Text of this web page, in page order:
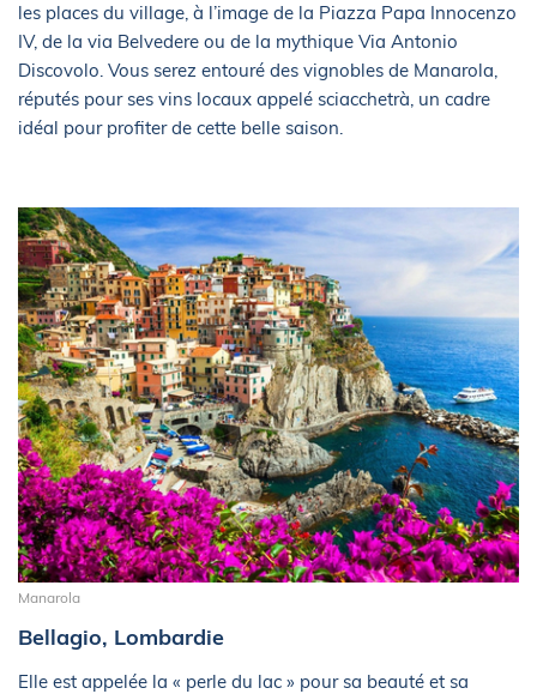
les places du village, à l’image de la Piazza Papa Innocenzo
IV, de la via Belvedere ou de la mythique Via Antonio
Discovolo. Vous serez entouré des vignobles de Manarola,
réputés pour ses vins locaux appelé sciacchetrà, un cadre
idéal pour profiter de cette belle saison.
Manarola
Bellagio, Lombardie
Elle est appelée la « perle du lac » pour sa beauté et sa